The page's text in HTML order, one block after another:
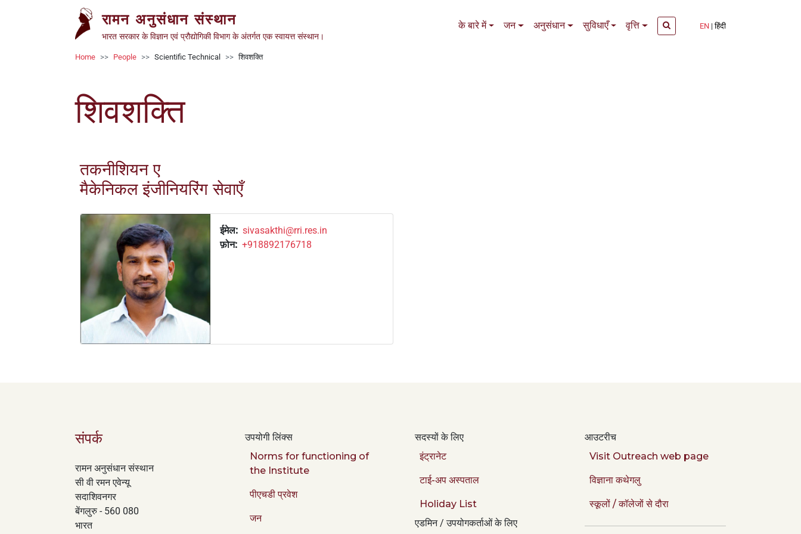
Skip to main content
रामन अनुसंधान संस्थान
भारत सरकार के विज्ञान एवं प्रौद्योगिकी विभाग के अंतर्गत एक स्वायत्त संस्थान।
Main navigation
के बारे में जन अनुसंधान सुविधाएँ वृत्ति EN हिंदी
Breadcrumb
Home People Scientific Technical शिवशक्ति
शिवशक्ति
तकनीशियन ए
मैकेनिकल इंजीनियरिंग सेवाएँ
ईमेल
sivasakthi@rri.res.in
फ़ोन
+918892176718
संपर्क
रामन अनुसंधान संस्थान
सी वी रमन एवेन्यू
सदाशिवनगर
बेंगलुरु - 560 080
भारत
उपयोगी लिंक्स
Norms for functioning of
the Institute
पीएचडी प्रवेश
जन
सदस्यों के लिए
इंट्रानेट
टाई-अप अस्पताल
Holiday List
एडमिन / उपयोगकर्ताओं के लिए
आउटरीच
Visit Outreach web page
विज्ञाना कथेगलु
स्कूलों / कॉलेजों से दौरा